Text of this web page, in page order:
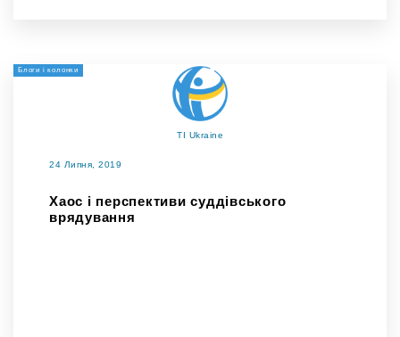
Блоги і колонки
TI Ukraine
24 Липня, 2019
Хаос і перспективи суддівського
врядування